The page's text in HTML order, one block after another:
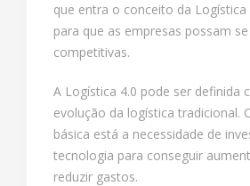
que entra o conceito da Logística
para que as empresas possam
competitivas.
A Logística 4.0 pode ser definida
evolução da logística tradicional.
básica está a necessidade de
tecnologia para conseguir
reduzir gastos.